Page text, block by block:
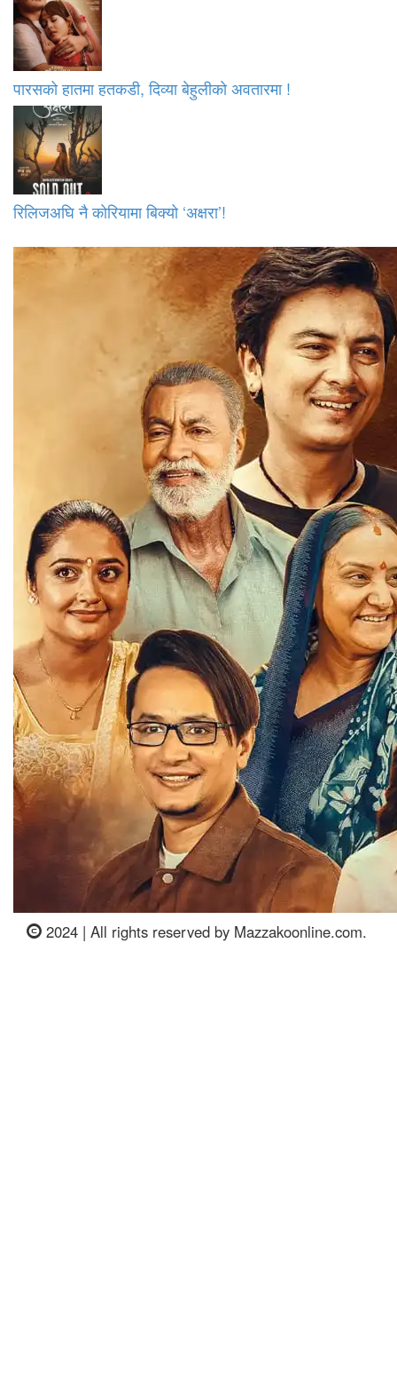
पारसको हातमा हतकडी, दिव्या बेहुलीको अवतारमा !
रिलिजअघि नै कोरियामा बिक्यो ‘अक्षरा’!
2024 | All rights reserved by Mazzakoonline.com.